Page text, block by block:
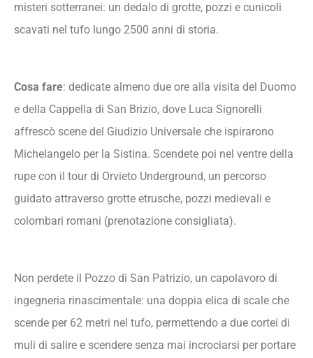
misteri sotterranei: un dedalo di grotte, pozzi e cunicoli
scavati nel tufo lungo 2500 anni di storia.
Cosa fare: dedicate almeno due ore alla visita del Duomo
e della Cappella di San Brizio, dove Luca Signorelli
affrescò scene del Giudizio Universale che ispirarono
Michelangelo per la Sistina. Scendete poi nel ventre della
rupe con il tour di Orvieto Underground, un percorso
guidato attraverso grotte etrusche, pozzi medievali e
colombari romani (prenotazione consigliata).
Non perdete il Pozzo di San Patrizio, un capolavoro di
ingegneria rinascimentale: una doppia elica di scale che
scende per 62 metri nel tufo, permettendo a due cortei di
muli di salire e scendere senza mai incrociarsi per portare